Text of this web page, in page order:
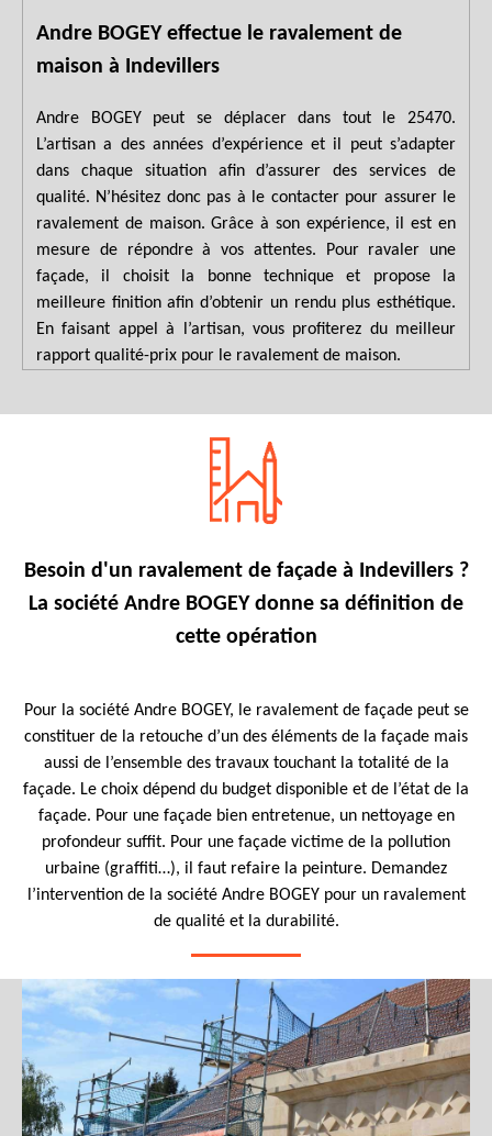
Andre BOGEY effectue le ravalement de
maison à Indevillers
Andre BOGEY peut se déplacer dans tout le 25470.
L’artisan a des années d’expérience et il peut s’adapter
dans chaque situation afin d’assurer des services de
qualité. N’hésitez donc pas à le contacter pour assurer le
ravalement de maison. Grâce à son expérience, il est en
mesure de répondre à vos attentes. Pour ravaler une
façade, il choisit la bonne technique et propose la
meilleure finition afin d’obtenir un rendu plus esthétique.
En faisant appel à l’artisan, vous profiterez du meilleur
rapport qualité-prix pour le ravalement de maison.
Besoin d'un ravalement de façade à Indevillers ?
La société Andre BOGEY donne sa définition de
cette opération
Pour la société Andre BOGEY, le ravalement de façade peut se
constituer de la retouche d’un des éléments de la façade mais
aussi de l’ensemble des travaux touchant la totalité de la
façade. Le choix dépend du budget disponible et de l’état de la
façade. Pour une façade bien entretenue, un nettoyage en
profondeur suffit. Pour une façade victime de la pollution
urbaine (graffiti…), il faut refaire la peinture. Demandez
l’intervention de la société Andre BOGEY pour un ravalement
de qualité et la durabilité.